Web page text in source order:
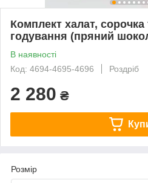
Комплект халат,
годування (пряний
В наявності
Код: 4694-4695-4696
Роздріб
2 280 ₴
Розмір